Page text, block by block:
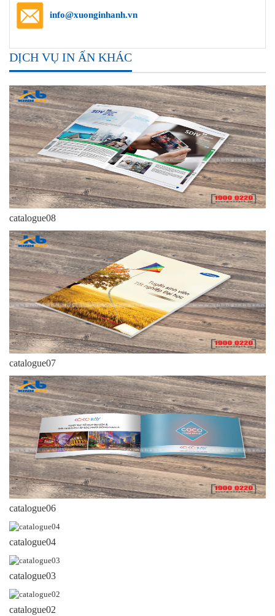
info@xuonginhanh.vn
DỊCH VỤ IN ẤN KHÁC
catalogue08
catalogue07
catalogue06
catalogue04
catalogue03
catalogue02